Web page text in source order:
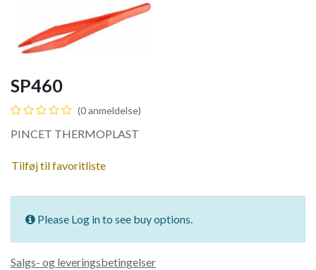
SP460
(0 anmeldelse)
PINCET THERMOPLAST
Tilføj til favoritliste
Please Log in to see buy options.
Salgs- og leveringsbetingelser